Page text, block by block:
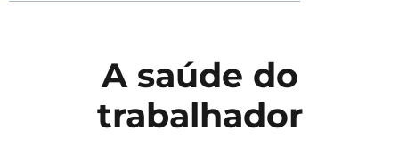
A saúde do
trabalhador